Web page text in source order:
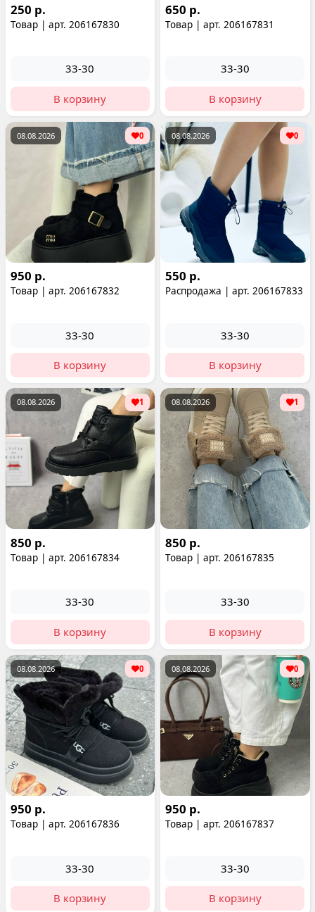
250 р.
Товар | арт. 206167830
33-30
В корзину
650 р.
Товар | арт. 206167831
33-30
В корзину
08.08.2026 0
950 р.
Товар | арт. 206167832
33-30
В корзину
08.08.2026 0
550 р.
Распродажа | арт. 206167833
33-30
В корзину
08.08.2026 1
850 р.
Товар | арт. 206167834
33-30
В корзину
08.08.2026 1
850 р.
Товар | арт. 206167835
33-30
В корзину
08.08.2026 0
950 р.
Товар | арт. 206167836
33-30
В корзину
08.08.2026 0
950 р.
Товар | арт. 206167837
33-30
В корзину